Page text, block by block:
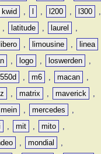
kwid , , l200 , l300
,
, latitude , laurel
,
libero , limousine , linea
, logo , loswerden
,
, m6 , macan
,
, matrix , maverick
,
mein , mercedes
,
, mit , mito
,
, mondial
,